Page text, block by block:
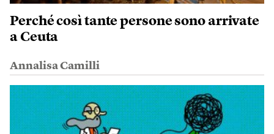
Perché così tante persone sono arrivate
a Ceuta
Annalisa Camilli